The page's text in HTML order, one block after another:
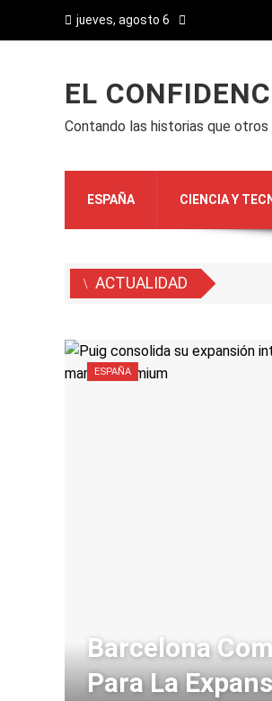
jueves, agosto 6
EL
Contando las historias que
ESPAÑA CIENCIA Y
ACTUALIDAD
ESPAÑA
Barcelona
Para La